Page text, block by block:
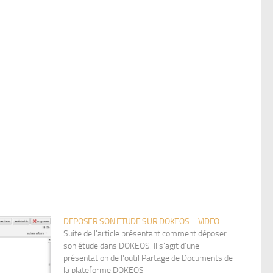
DEPOSER SON ETUDE SUR DOKEOS – VIDEO
Suite de l'article présentant comment déposer
son étude dans DOKEOS. Il s'agit d'une
présentation de l'outil Partage de Documents de
la plateforme DOKEOS